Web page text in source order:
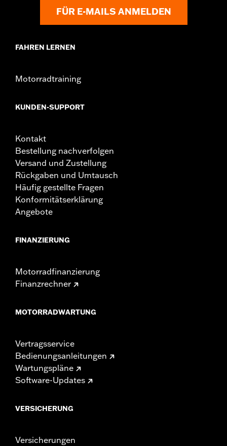
FÜR E-MAILS ANMELDEN
FAHREN LERNEN
Motorradtraining
KUNDEN-SUPPORT
Kontakt
Bestellung nachverfolgen
Versand und Zustellung
Rückgaben und Umtausch
Häufig gestellte Fragen
Konformitätserklärung
Angebote
FINANZIERUNG
Motorradfinanzierung
Finanzrechner
MOTORRADWARTUNG
Vertragsservice
Bedienungsanleitungen
Wartungspläne
Software-Updates
VERSICHERUNG
Versicherungen